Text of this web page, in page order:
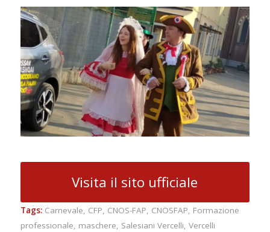
Visita il sito ufficiale
Tags: Carnevale, CFP, CNOS-FAP, CNOSFAP, Formazione
professionale, maschere, Salesiani Vercelli, Vercelli